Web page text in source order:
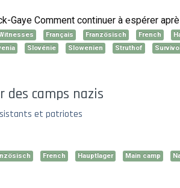
Gaye Comment continuer à espérer
Français Französisch French
Slovénie Slowenien Struthof
des camps nazis
et patriotes
French Hauptlager Main camp